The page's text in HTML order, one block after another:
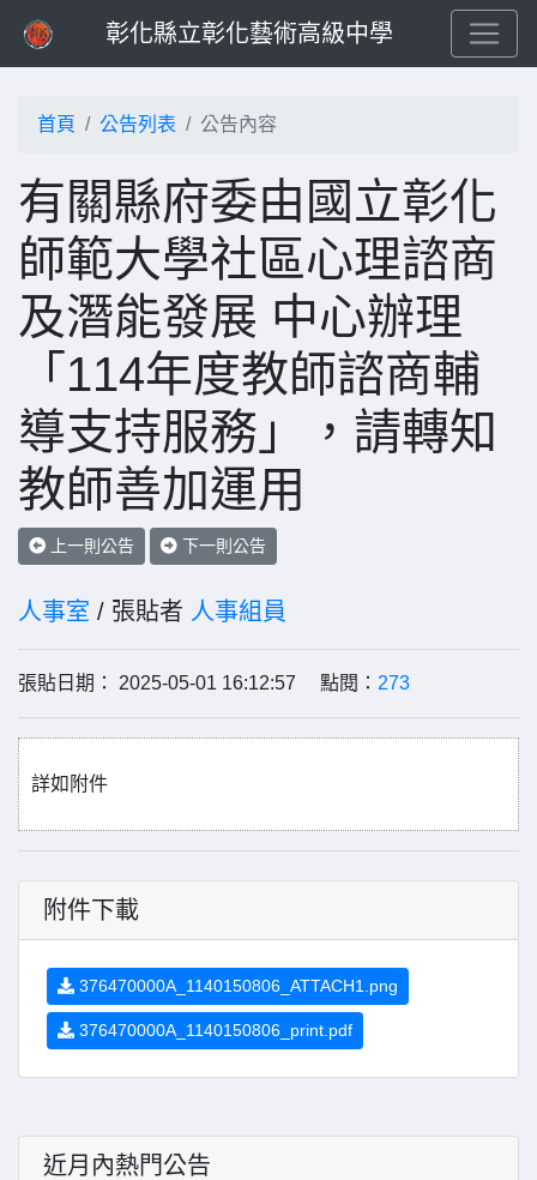
彰化縣立彰化藝術高級中學
首頁 公告列表 公告內容
有關縣府委由國立彰化
師範大學社區心理諮商
及潛能發展 中心辦理
「114年度教師諮商輔
導支持服務」，請轉知
教師善加運用
上一則公告 下一則公告
人事室 / 張貼者 人事組員
張貼日期： 2025-05-01 16:12:57 點閱： 273
詳如附件
附件下載
376470000A_1140150806_ATTACH1.png
376470000A_1140150806_print.pdf
近月內熱門公告